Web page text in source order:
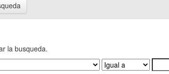
la busqueda.